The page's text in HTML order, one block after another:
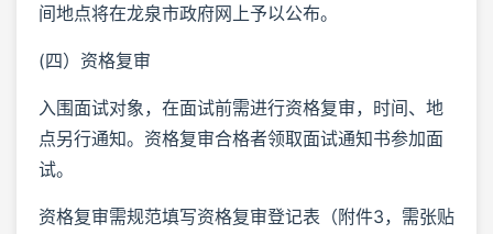
间地点将在龙泉市政府网上予以公布。
(四）资格复审
入围面试对象，在面试前需进行资格复审，时间、地
点另行通知。资格复审合格者领取面试通知书参加面
试。
资格复审需规范填写资格复审登记表（附件3，需张贴